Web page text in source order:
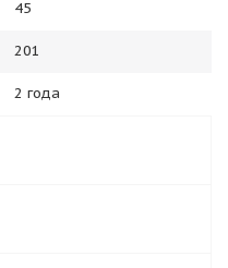
45
201
2 года